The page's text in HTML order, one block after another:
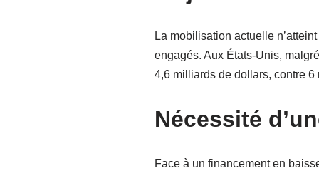
La mobilisation actuelle
engagés. Aux États-Unis,
4,6 milliards de dollars, contre
Nécessité
Face à un financement en